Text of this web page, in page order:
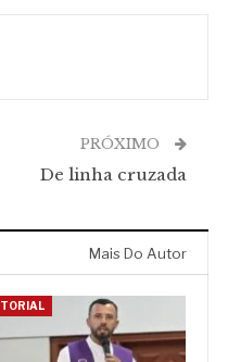
PRÓXIMO
De linha cruzada
Mais Do Autor